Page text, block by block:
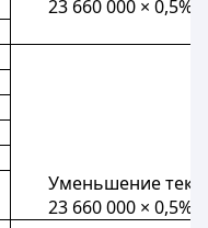
23 660 000 × 0,5%
Уменьшение
23 660 000 × 0,5%